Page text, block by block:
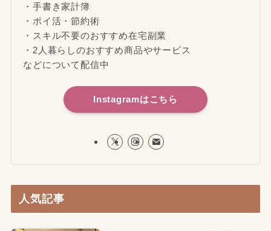
・手書き家計簿
・ポイ活・節約術
・スキル不要のおすすめ在宅副業
・2人暮らしのおすすめ商品やサービス
などについて配信中
Instagramはこちら
人気記事